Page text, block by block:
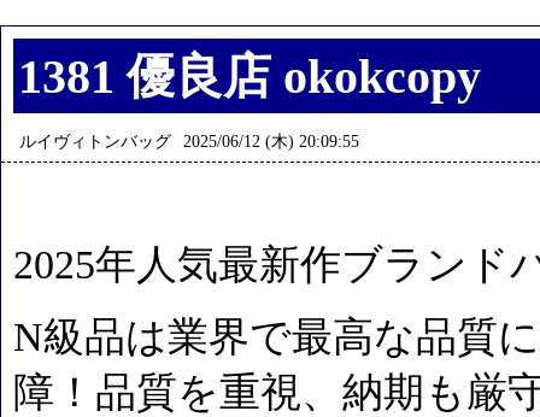
1381 優良店 okokcopy
ルイヴィトンバッグ 2025/06/12 (木) 20:09:55
2025年人気最新作ブランド
N級品は業界で最高な品質
障！品質を重視、納期も厳